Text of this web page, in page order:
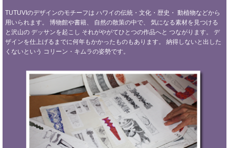
TUTUVIのデザインのモチーフは ハワイの伝統・文化・歴史・ 動植物などから
用いられます。
博物館や書籍、 自然の散策の中で、
気になる素材を見つける
と沢山の デッサンを起こし それがやがてひとつの作品へと つながります。 デ
ザインを仕上げるまでに何年もかかったものもあります。
納得しないと出した
くないという コリーン・キムラの姿勢です。